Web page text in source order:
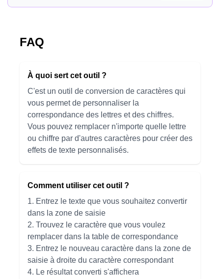
FAQ
À quoi sert cet outil ?
C'est un outil de conversion de caractères qui
vous permet de personnaliser la
correspondance des lettres et des chiffres.
Vous pouvez remplacer n'importe quelle lettre
ou chiffre par d'autres caractères pour créer des
effets de texte personnalisés.
Comment utiliser cet outil ?
1. Entrez le texte que vous souhaitez convertir
dans la zone de saisie
2. Trouvez le caractère que vous voulez
remplacer dans la table de correspondance
3. Entrez le nouveau caractère dans la zone de
saisie à droite du caractère correspondant
4. Le résultat converti s'affichera